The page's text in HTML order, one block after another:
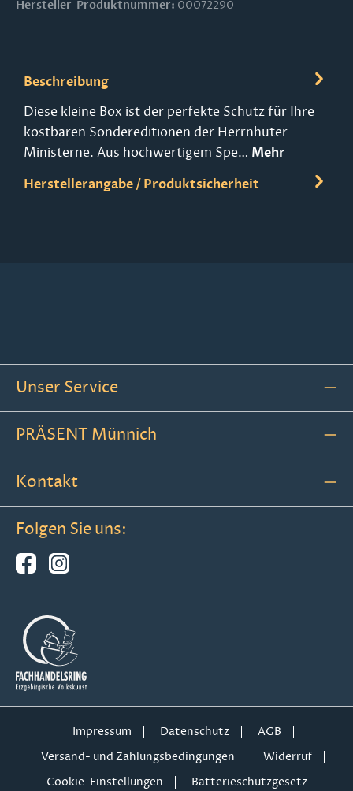
Hersteller-Produktnummer: 00072290
Beschreibung
Diese kleine Box ist der perfekte Schutz für Ihre
kostbaren Sondereditionen der Herrnhuter
Ministerne. Aus hochwertigem Spe… Mehr
Herstellerangabe / Produktsicherheit
Unser Service
PRÄSENT Münnich
Kontakt
Folgen Sie uns:
Impressum Datenschutz
AGB
Versand- und Zahlungsbedingungen
Widerruf
Cookie-Einstellungen
Batterieschutzgesetz